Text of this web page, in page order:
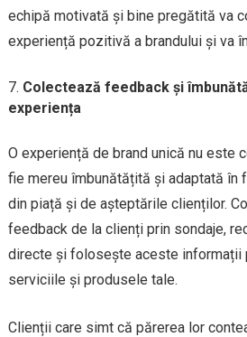
echipă motivată și bine pregătită va
experiență pozitivă a brandului și va
Colectează feedback și
experiența
O experiență de brand unică nu este
fie mereu îmbunătățită și adaptată în
din piață și de așteptările clienților.
feedback de la clienți prin sondaje,
directe și folosește aceste informații
serviciile și produsele tale.
Clienții care simt că părerea lor